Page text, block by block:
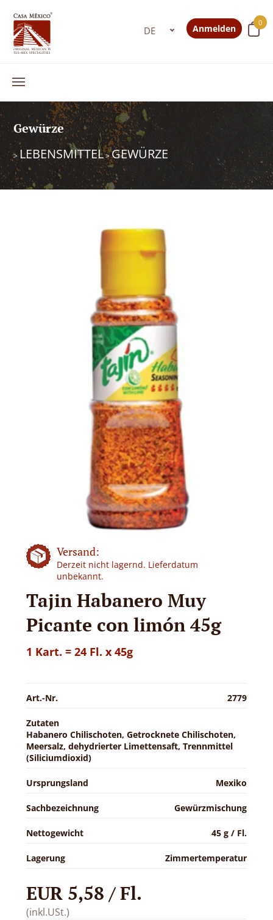
0
Anmelden
Gewürze
> LEBENSMITTEL>GEWÜRZE
Versand:
Derzeit nicht lagernd. Lieferdatum
unbekannt.
Tajin Habanero Muy
Picante con limón 45g
1 Kart. = 24 Fl. x 45g
Art.-Nr. 2779
Zutaten
Habanero Chilischoten, Getrocknete Chilischoten,
Meersalz, dehydrierter Limettensaft, Trennmittel
(Siliciumdioxid)
Ursprungsland Mexiko
Sachbezeichnung Gewürzmischung
Nettogewicht 45 g / Fl.
Lagerung Zimmertemperatur
EUR 5,58 / Fl.
(inkl.USt.)